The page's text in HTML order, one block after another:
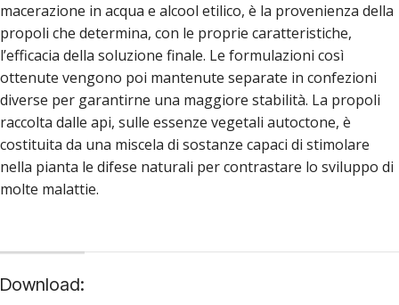
macerazione in acqua e alcool etilico, è la provenienza della
propoli che determina, con le proprie caratteristiche,
l’efficacia della soluzione finale. Le formulazioni così
ottenute vengono poi mantenute separate in confezioni
diverse per garantirne una maggiore stabilità. La propoli
raccolta dalle api, sulle essenze vegetali autoctone, è
costituita da una miscela di sostanze capaci di stimolare
nella pianta le difese naturali per contrastare lo sviluppo di
molte malattie.
Download: